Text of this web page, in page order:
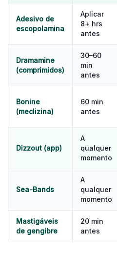
Adesivo de
escopolamina
Aplicar
8+ hrs
antes
Dramamine
(comprimidos)
30–60
min
antes
Bonine
(meclizina)
60 min
antes
Dizzout (app)
A
qualquer
momento
Sea-Bands
A
qualquer
momento
Mastigáveis
de gengibre
20 min
antes